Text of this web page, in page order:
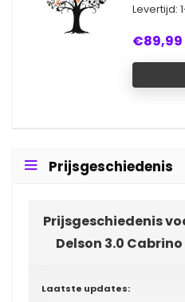
Levertijd:
€89,99
Prijsgeschiedenis
Prijsgeschiedenis
Delson 3.0
Laatste updates: